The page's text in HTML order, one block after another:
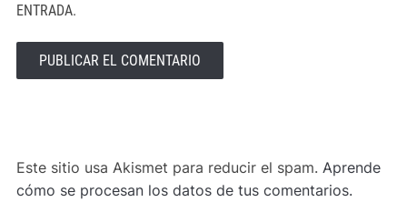
ENTRADA.
Este sitio usa Akismet para reducir el spam. Aprende
cómo se procesan los datos de tus comentarios.